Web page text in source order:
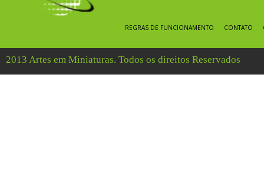
REGRAS DE FUNCIONAMENTO CONTATO
2013 Artes em Miniaturas. Todos os direitos Reservados